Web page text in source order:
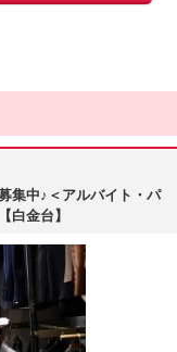
集中♪＜アルバイト・パ
白金台】